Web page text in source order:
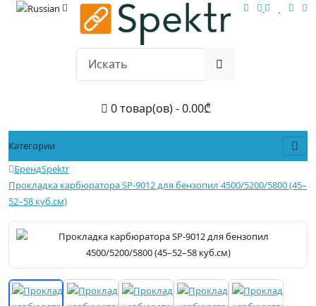
0 товар(ов) - 0.00₾
Категории
БрендSpektr
Прокладка карбюратора SP-9012 для бензопил 4500/5200/5800 (45–
52–58 куб.см)